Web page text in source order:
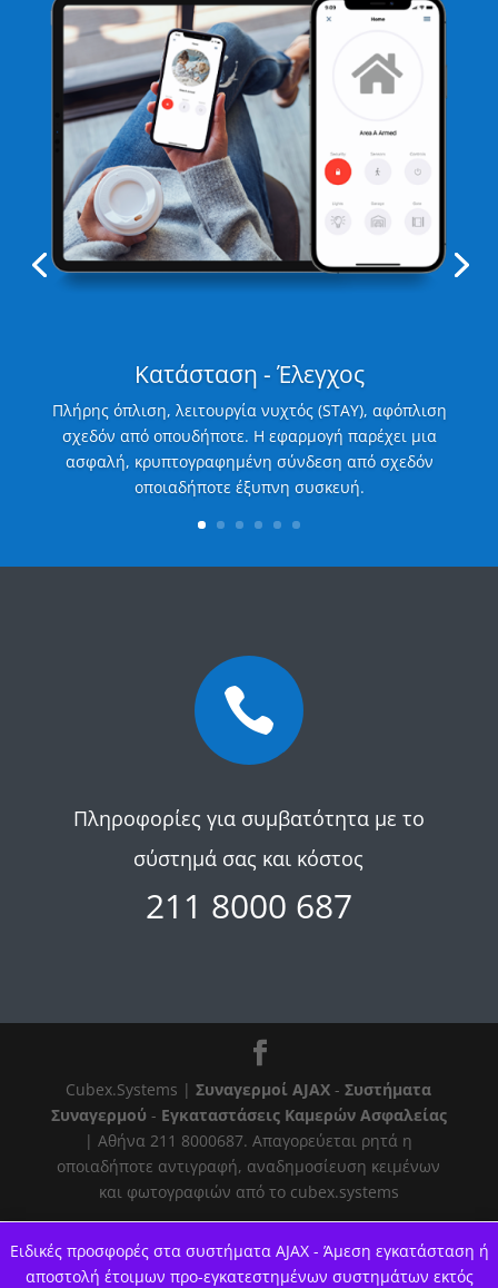
Ειδικές προσφορές στα συστήματα AJAX - Άμεση εγκατάσταση ή
αποστολή έτοιμων προ-εγκατεστημένων συστημάτων εκτός
Κατάσταση - Έλεγχος
Πλήρης όπλιση, λειτουργία νυχτός (STAY), αφόπλιση
σχεδόν από οπουδήποτε. Η εφαρμογή παρέχει μια
ασφαλή, κρυπτογραφημένη σύνδεση από σχεδόν
οποιαδήποτε έξυπνη συσκευή.

Πληροφορίες για συμβατότητα με το
σύστημά σας και κόστος
211 8000 687
Cubex.Systems |Συναγερμοί AJAX -Συστήματα
Συναγερμού - Εγκαταστάσεις Καμερών Ασφαλείας
| Αθήνα 211 8000687. Απαγορεύεται ρητά η
οποιαδήποτε αντιγραφή, αναδημοσίευση κειμένων
και φωτογραφιών από το cubex.systems